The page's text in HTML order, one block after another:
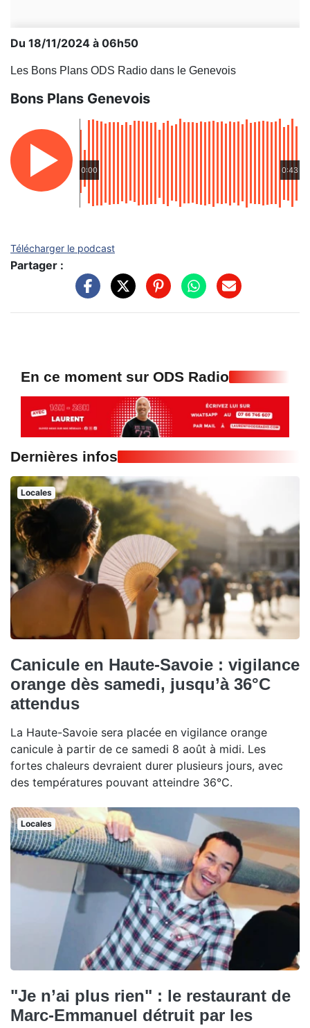
Du 18/11/2024 à 06h50
Les Bons Plans ODS Radio dans le Genevois
Bons Plans Genevois
0:00 0:43
Télécharger le podcast
Partager :
En ce moment sur ODS Radio
Dernières infos
Locales
Canicule en Haute-Savoie : vigilance
orange dès samedi, jusqu’à 36°C
attendus
La Haute-Savoie sera placée en vigilance orange
canicule à partir de ce samedi 8 août à midi. Les
fortes chaleurs devraient durer plusieurs jours, avec
des températures pouvant atteindre 36°C.
Locales
"Je n’ai plus rien" : le restaurant de
Marc-Emmanuel détruit par les